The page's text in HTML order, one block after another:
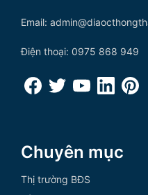
Email:
Điện thoại: 0975 868 949
Chuyên mục
Thị trường BĐS